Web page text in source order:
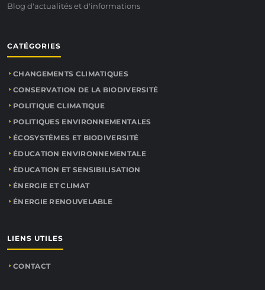
Blog d'actualités et d'informations
CATÉGORIES
CHANGEMENTS CLIMATIQUES
CONSERVATION DE LA BIODIVERSITÉ
POLITIQUE CLIMATIQUE
POLITIQUES ENVIRONNEMENTALES
ÉCOSYSTÈMES ET BIODIVERSITÉ
ÉDUCATION ENVIRONNEMENTALE
ÉDUCATION ET SENSIBILISATION
ÉNERGIE ET CLIMAT
ÉNERGIE RENOUVELABLE
LIENS UTILES
CONTACT